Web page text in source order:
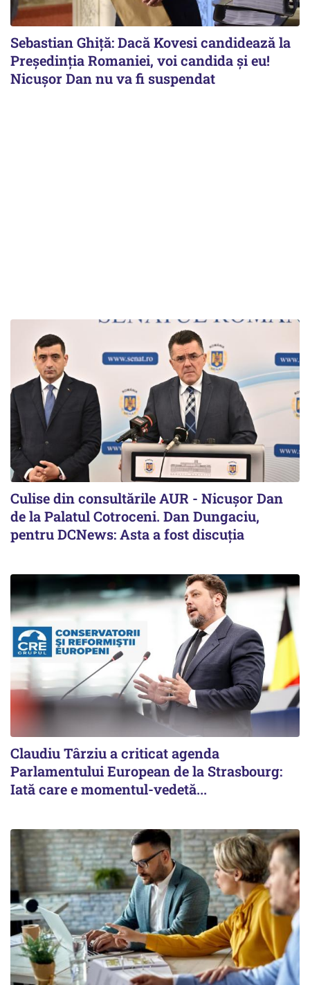
Sebastian Ghiță: Dacă Kovesi candidează la
Președinția Romaniei, voi candida și eu!
Nicușor Dan nu va fi suspendat
Culise din consultările AUR - Nicușor Dan
de la Palatul Cotroceni. Dan Dungaciu,
pentru DCNews: Asta a fost discuția
Claudiu Târziu a criticat agenda
Parlamentului European de la Strasbourg:
Iată care e momentul-vedetă...